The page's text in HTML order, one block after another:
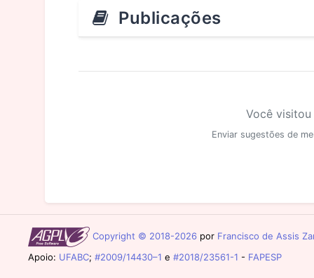
Publicações
Você
Enviar sugestões de
Copyright © 2018-2026 por Francisco de Assis
Apoio: UFABC; #2009/14430–1 e #2018/23561-1 - FAPESP